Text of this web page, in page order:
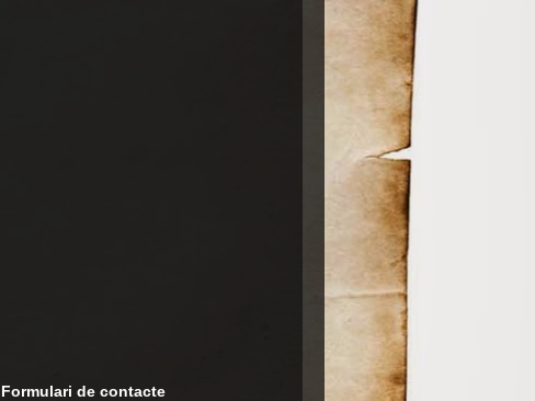
Formulari de contacte